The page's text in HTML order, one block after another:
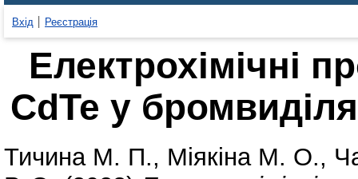
Вхід Реєстрація
Електрохімічні
CdTe у
Тичина М. П., Міякіна М. О.,